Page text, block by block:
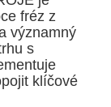
fréz z
významný
s
klíčové